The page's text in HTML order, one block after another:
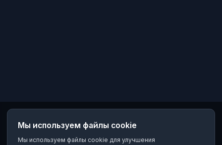
Мы используем файлы cookie
Мы используем файлы cookie для улучшения